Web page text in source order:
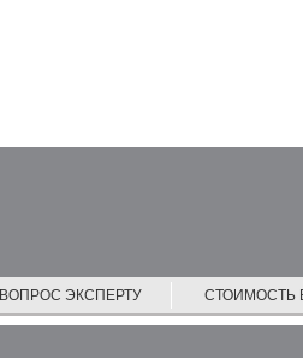
ВОПРОС ЭКСПЕРТУ СТОИМОСТЬ